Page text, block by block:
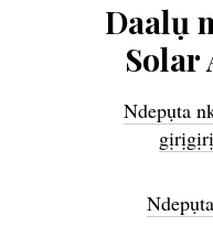
Daalụ
Solar
Ndepụta